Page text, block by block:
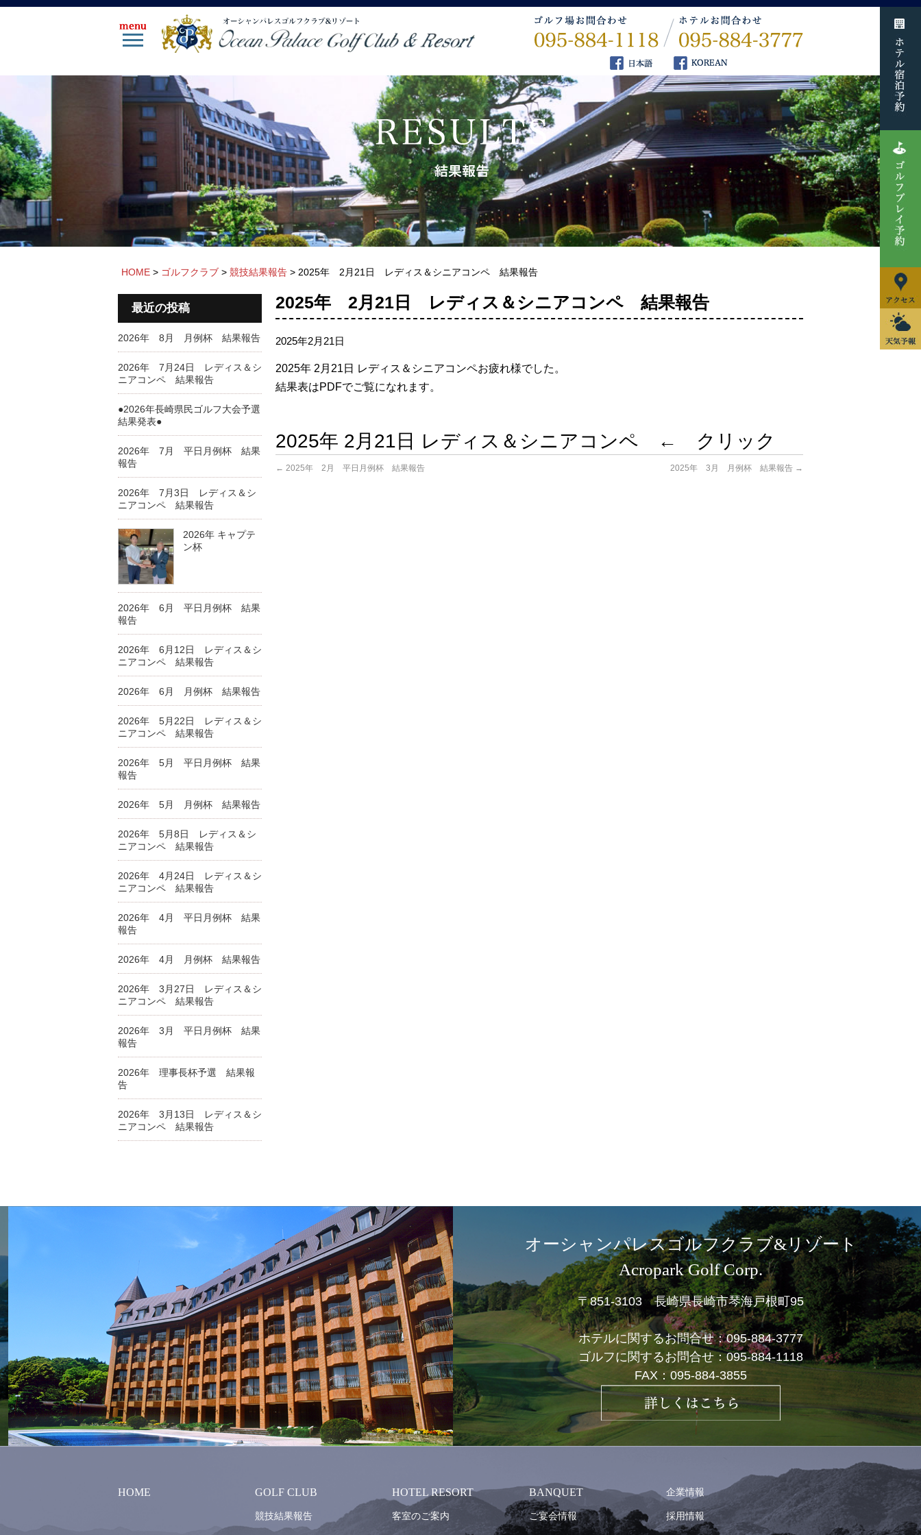
HOME > ゴルフクラブ > 競技結果報告 > 2025年 2月21日 レディス＆シニアコンペ 結果報告
2025年 2月21日 レディス＆シニアコンペ 結果報告
2025年2月21日
2025年 2 月21日 レディス＆シニアコンペお疲れ様でした。
結果表はPDFでご覧になれます。
2025年 2月21日 レディス＆シニアコンペ ← クリック
← 2025年 2月 平日月例杯 結果報告 2025年 3月 月例杯 結果報告 →
最近の投稿
2026年 8月 月例杯 結果報告
2026年 7月24日 レディス＆シ
ニアコンペ 結果報告
●2026年長崎県民ゴルフ大会予選
結果発表●
2026年 7月 平日月例杯 結果
報告
2026年 7月3日 レディス＆シ
ニアコンペ 結果報告
2026年 キャプテ
ン杯
2026年 6月 平日月例杯 結果
報告
2026年 6月12日 レディス＆シ
ニアコンペ 結果報告
2026年 6月 月例杯 結果報告
2026年 5月22日 レディス＆シ
ニアコンペ 結果報告
2026年 5月 平日月例杯 結果
報告
2026年 5月 月例杯 結果報告
2026年 5月8日 レディス＆シ
ニアコンペ 結果報告
2026年 4月24日 レディス＆シ
ニアコンペ 結果報告
2026年 4月 平日月例杯 結果
報告
2026年 4月 月例杯 結果報告
2026年 3月27日 レディス＆シ
ニアコンペ 結果報告
2026年 3月 平日月例杯 結果
報告
2026年 理事長杯予選 結果報
告
2026年 3月13日 レディス＆シ
ニアコンペ 結果報告
オーシャンパレスゴルフクラブ&リゾート
Acropark Golf Corp.
〒851-3103 長崎県長崎市琴海戸根町95
ホテルに関するお問合せ：095-884-3777
ゴルフに関するお問合せ：095-884-1118
FAX：095-884-3855
HOME GOLF CLUB
競技結果報告
HOTEL RESORT
客室のご案内
BANQUET
ご宴会情報
企業情報
採用情報